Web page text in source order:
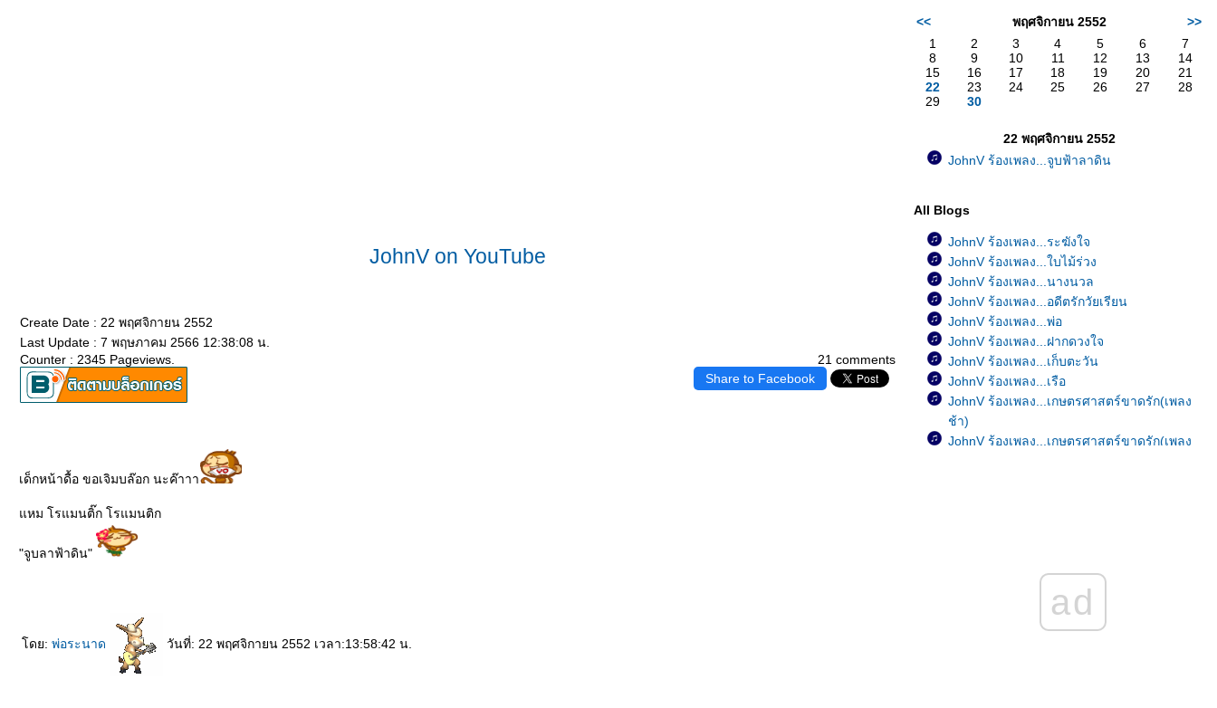
JohnV on YouTube
Create Date : 22 พฤศจิกายน 2552
Last Update : 7 พฤษภาคม 2566 12:38:08 น.
21 comments
Counter : 2345 Pageviews.
Share to Facebook
เด็กหน้าดื้อ ขอเจิมบล๊อก นะค๊าาา
หม โรแมนติ๊ก โรแมนติก
"จูบลาฟ้าดิน"
ดย: พ่อระนาด วันที่: 22 พฤศจิกายน 2552 เวลา:13:58:42 น.
<< พฤศจิกายน 2552
>>
1
2 3 4 5 6
7
8
9 10 11 12 13
14
15
16 17 18 19 20
21
22
23 24 25 26 27
28
29
30
22 พฤศจิกายน 2552
JohnV ร้องเพลง...จูบฟ้าลาดิน
All Blogs
JohnV ร้องเพลง...ระฆังใจ
JohnV ร้องเพลง...ใบไม้ร่วง
JohnV ร้องเพลง...นางนวล
JohnV ร้องเพลง...อดีตรักวัยเรียน
JohnV ร้องเพลง...พ่อ
JohnV ร้องเพลง...ฝากดวงใจ
JohnV ร้องเพลง...เก็บตะวัน
JohnV ร้องเพลง...เรือ
JohnV ร้องเพลง...เกษตรศาสตร์ขาดรัก(เพลง
ช้า)
JohnV ร้องเพลง...เกษตรศาสตร์ขาดรัก(เพลง
JohnV ร้องเพลง...ขาดเธอดังขาดใจ
JohnV ร้องเพลง...เพ้อad